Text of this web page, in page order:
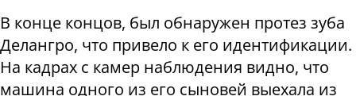
В конце концов, был обнаружен протез зуба
Делангро, что привело к его идентификации.
На кадрах с камер наблюдения видно, что
машина одного из его сыновей выехала из